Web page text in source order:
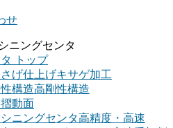
せ
ニングセンタ
トップ
げ仕上げキサゲ加工
構造高剛性構造
動面
ニングセンタ高精度・高速